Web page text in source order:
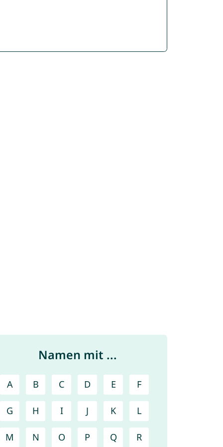
Namen mit ...
A B C D E F
G H I J K L
M N O P Q R